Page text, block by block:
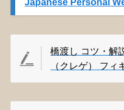
橋渡し コツ・解
（クレゲ） フ